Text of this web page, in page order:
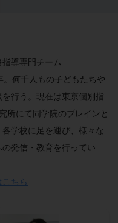
導専門チーム
何千人もの子どもたちや
行う。現在は東京個別指
所にて同学院のブレインと
学校に足を運び、様々な
発信・教育を行ってい
ちら